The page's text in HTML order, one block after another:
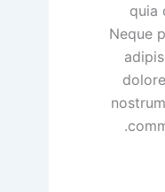
quia
Neque